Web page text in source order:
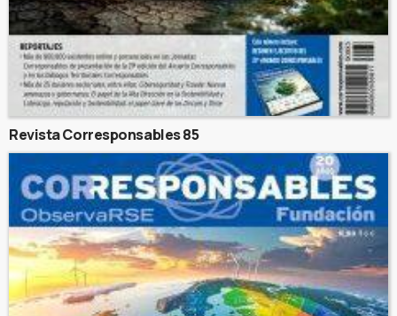
Revista Corresponsables 85